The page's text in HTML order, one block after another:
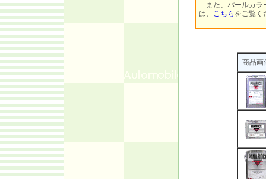
また、パールカラ
は、 こちら をご覧く
商品画